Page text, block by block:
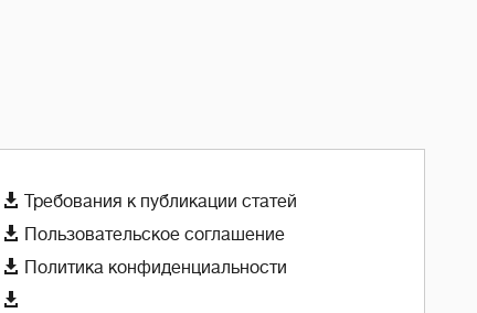
 Требования к публикации статей
 Пользовательское соглашение
 Политика конфиденциальности
